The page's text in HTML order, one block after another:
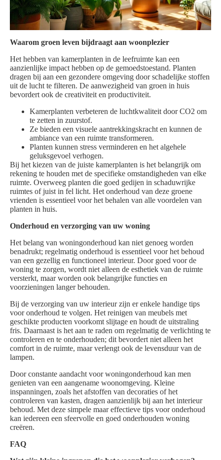
Waarom groen leven bijdraagt aan woonplezier
Het hebben van kamerplanten in de leefruimte kan een
aanzienlijke impact hebben op de gemoedstoestand. Planten
dragen bij aan een gezondere omgeving door schadelijke stoffen
uit de lucht te filteren. De aanwezigheid van groen in huis
bevordert ook de creativiteit en productiviteit.
Kamerplanten verbeteren de luchtkwaliteit door CO2 om
te zetten in zuurstof.
Ze bieden een visuele aantrekkingskracht en kunnen de
ambiance van een ruimte transformeren.
Planten kunnen stress verminderen en het algehele
geluksgevoel verhogen.
Bij het kiezen van de juiste kamerplanten is het belangrijk om
rekening te houden met de specifieke omstandigheden van elke
ruimte. Overweeg planten die goed gedijen in schaduwrijke
ruimtes of juist in fel licht. Het onderhoud van deze groene
vrienden is essentieel voor het behalen van alle voordelen van
planten in huis.
Onderhoud en verzorging van uw woning
Het belang van woningonderhoud kan niet genoeg worden
benadrukt; regelmatig onderhoud is essentieel voor het behoud
van een gezellig en functioneel interieur. Door goed voor de
woning te zorgen, wordt niet alleen de esthetiek van de ruimte
versterkt, maar worden ook belangrijke functies en
voorzieningen langer behouden.
Bij de verzorging van uw interieur zijn er enkele handige tips
voor onderhoud te volgen. Het reinigen van meubels met
geschikte producten voorkomt slijtage en houdt de uitstraling
fris. Daarnaast is het aan te raden om regelmatig de verlichting te
controleren en te onderhouden; dit bevordert niet alleen het
comfort in de ruimte, maar verlengt ook de levensduur van de
lampen.
Door constante aandacht voor woningonderhoud kan men
genieten van een aangename woonomgeving. Kleine
inspanningen, zoals het afstoffen van decoraties of het
controleren van kasten, dragen aanzienlijk bij aan het interieur
behoud. Met deze simpele maar effectieve tips voor onderhoud
kan iedereen een sfeervolle en goed onderhouden woning
creëren.
FAQ